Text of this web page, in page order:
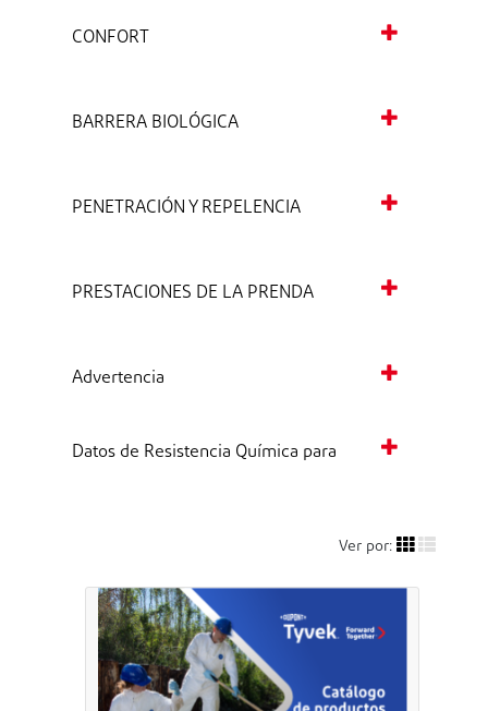
CONFORT
BARRERA BIOLÓGICA
PENETRACIÓN Y REPELENCIA
PRESTACIONES DE LA PRENDA
Advertencia
Datos de Resistencia Química para
Ver por: